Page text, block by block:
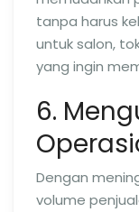
tanpa harus
untuk salon,
yang ingin
6.
Dengan
volume